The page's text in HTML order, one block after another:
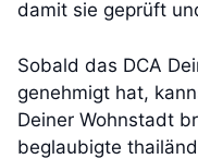
damit sie geprüft
Sobald das DCA
genehmigt hat,
Deiner Wohnstadt
beglaubigte